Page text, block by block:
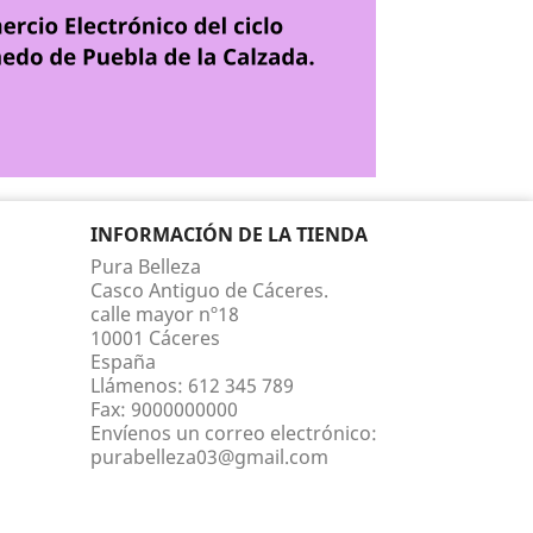
INFORMACIÓN DE LA TIENDA
Pura Belleza
Casco Antiguo de Cáceres.
calle mayor nº18
10001 Cáceres
España
Llámenos: 612 345 789
Fax: 9000000000
Envíenos un correo electrónico:
purabelleza03@gmail.com